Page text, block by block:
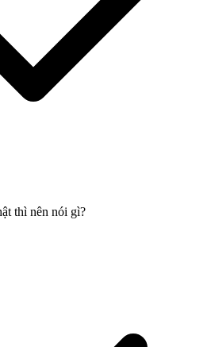
thì nên nói gì?